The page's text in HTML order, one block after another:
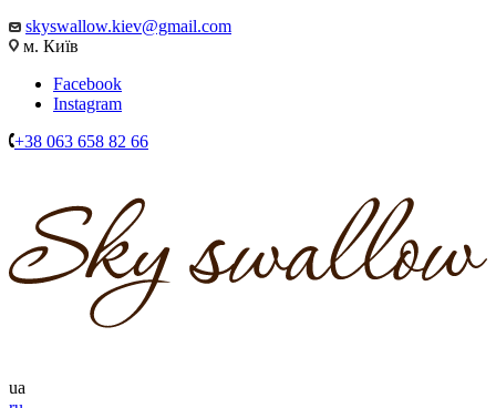
skyswallow.kiev@gmail.com
м. Київ
Facebook
Instagram
+38 063 658 82 66
ua